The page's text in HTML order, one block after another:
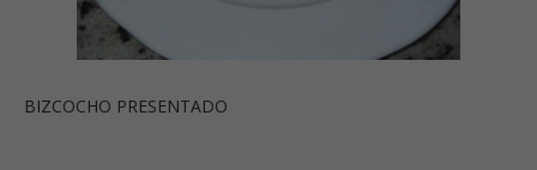
BIZCOCHO PRESENTADO